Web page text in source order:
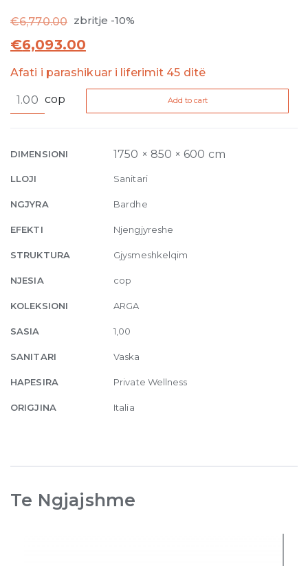
€6,770.00 zbritje -10%
€6,093.00
Afati i parashikuar i liferimit 45 ditë
Freestanding
White
x
85
cop Add to cart
DIMENSIONI 1750 × 850 × 600 cm
LLOJI Sanitari
NGJYRA Bardhe
EFEKTI Njengjyreshe
STRUKTURA Gjysmeshkelqim
NJESIA cop
KOLEKSIONI ARGA
SASIA 1,00
SANITARI Vaska
HAPESIRA Private Wellness
ORIGJINA Italia
Te Ngjajshme